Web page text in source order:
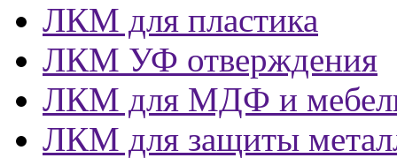
ЛКМ для пластика
ЛКМ УФ отверждения
ЛКМ для МДФ и
ЛКМ для защиты